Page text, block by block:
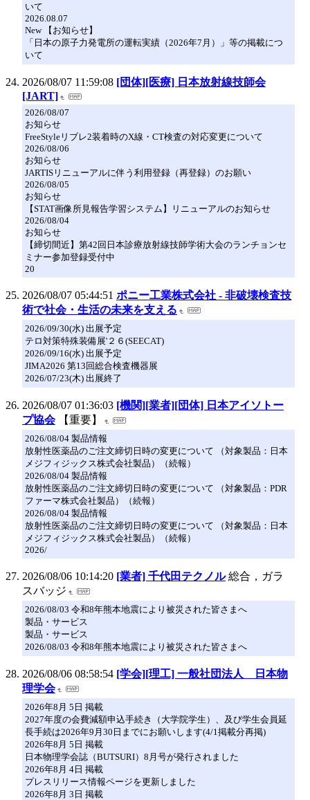
いて
2026.08.07
New 【お知らせ】
「日本の原子力発電所の運転実績（2026年7月）」等の掲載につ
いて
2026/08/07 11:59:08 [団体][医療] 日本放射線技師会
[JART]
2026/08/07
お知らせ
FreeStyleリブレ2装着時のX線・CT検査の対応変更について
2026/08/06
お知らせ
JARTISリニューアルに伴う利用登録（再登録）のお願い
2026/08/05
お知らせ
【STAT画像所見報告学習システム】リニューアルのお知らせ
2026/08/04
お知らせ
【締切間近】第42回日本診療放射線技師学術大会のランチョンセ
ミナー参加登録受付中
20
2026/08/07 05:44:51 ポニー工業株式会社 - 非破壊検査技
術で社会・生活の未来を支える
2026/09/30(水) 出展予定
テロ対策特殊装備展'２６(SEECAT)
2026/09/16(水) 出展予定
JIMA2026 第13回総合検査機器展
2026/07/23(木) 出展終了
2026/08/07 01:36:03 [機関][業者][団体] 日本アイソトー
プ協会
【重要】
2026/08/04 製品情報
放射性医薬品のご注文締切日時の変更について （対象製品：日本
メジフィジックス株式会社製品）（続報）
2026/08/04 製品情報
放射性医薬品のご注文締切日時の変更について （対象製品：PDR
ファーマ株式会社製品）（続報）
2026/08/04 製品情報
放射性医薬品のご注文締切日時の変更について （対象製品：日本
メジフィジックス株式会社製品）（続報）
2026/
2026/08/06 10:14:20 [業者] 千代田テクノル 総合，ガラ
スバッジ
2026/08/03 令和8年熊本地震により被災された皆さまへ
製品・サービス
製品・サービス
2026/08/03 令和8年熊本地震により被災された皆さまへ
2026/08/06 08:58:54 [学会][理工] 一般社団法人 日本物
理学会
2026年8月 5日 掲載
2027年度の会費減額申込手続き（大学院学生）、及び学生会員延
長手続は2026年9月30日までにお願いします(4/1掲載分再掲)
2026年8月 5日 掲載
日本物理学会誌（BUTSURI）8月号が発行されました
2026年8月 4日 掲載
プレスリリース情報ページを更新しました
2026年8月 3日 掲載